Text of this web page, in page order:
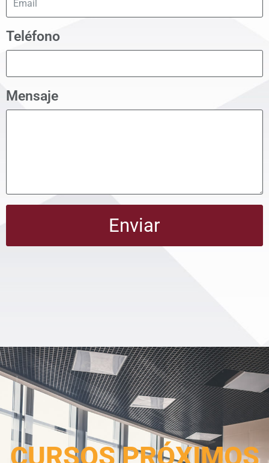
Teléfono
Mensaje
Enviar